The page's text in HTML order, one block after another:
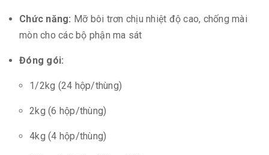
Chức năng: Mỡ bôi trơn chịu nhiệt độ cao, chống mài
mòn cho các bộ phận ma sát
Đóng gói:
1/2kg (24 hộp/thùng)
2kg (6 hộp/thùng)
4kg (4 hộp/thùng)